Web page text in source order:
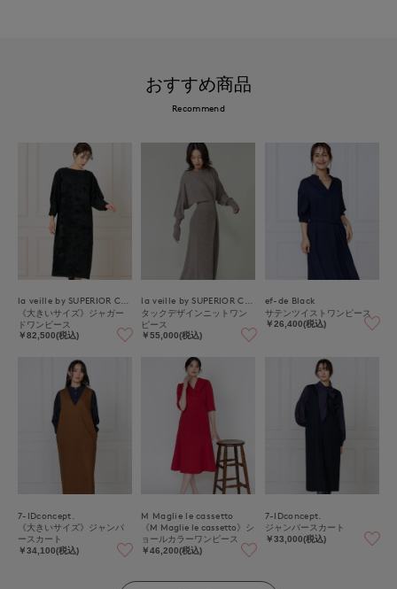
おすすめ商品
Recommend
《大きいサイズ》ジャガー
ドワンピース
￥82,500(税込)
タックデザインニットワン
ピース
￥55,000(税込)
ef-de Black
サテンツイストワンピース
￥26,400(税込)
7-IDconcept.
《大きいサイズ》ジャンパ
ースカート
￥34,100(税込)
M Maglie le cassetto
《M Maglie le cassetto》シ
ョールカラーワンピース
￥46,200(税込)
7-IDconcept.
ジャンパースカート
￥33,000(税込)